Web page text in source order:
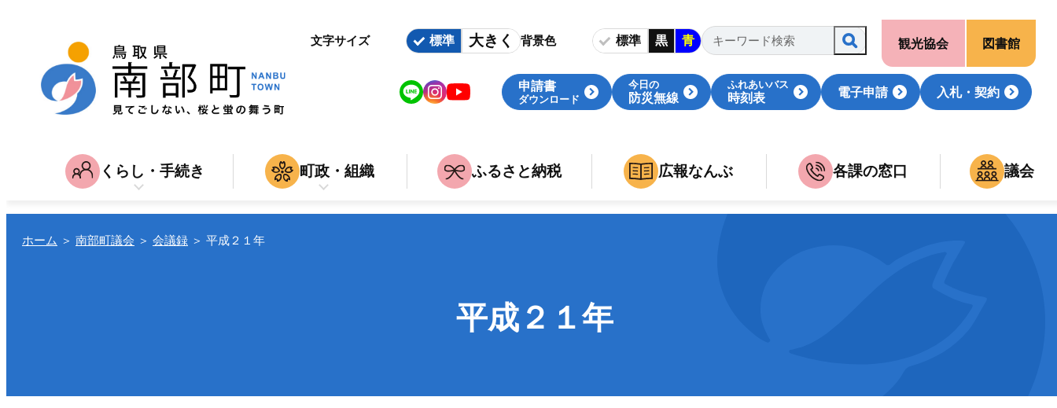
文字サイズ 標準 大きく 背景色 標準 黒 青
申請書
ダウンロード
今日の
防災無線
ふれあいバス
時刻表 電子申請 入札・契約
観光協会 図書館
くらし・手続き
子育て・教育
育児・入園・入学・教育
家族
町政・組織 ふるさと納税 広報なんぶ 各課の窓口 議会
ホーム ＞ 南部町議会 ＞ 会議録 ＞ 平成２１年
平成２１年